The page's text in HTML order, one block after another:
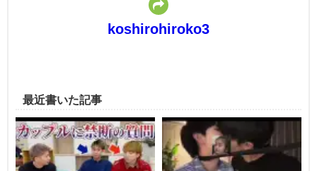
koshirohiroko3
最近書いた記事